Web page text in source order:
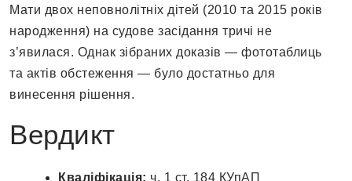
Мати двох неповнолітніх дітей (2010 та 2015 років
народження) на судове засідання тричі не
з’явилася. Однак зібраних доказів — фототаблиць
та актів обстеження — було достатньо для
винесення рішення.
Вердикт
Кваліфікація: ч. 1 ст. 184 КУпАП